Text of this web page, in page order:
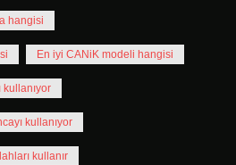
hangisi
En iyi CANiK modeli hangisi
kullanıyor
kullanır